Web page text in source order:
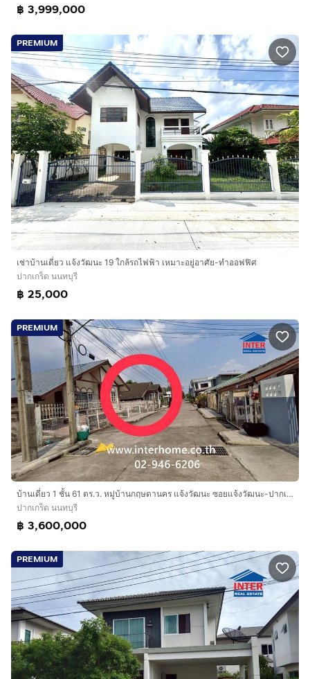
฿ 3,999,000
PREMIUM
เช่าบ้านเดี่ยว แจ้งวัฒนะ 19 ใกล้รถไฟฟ้า เหมาะอยู่อาศัย-ทำออฟฟิศ
ปากเกร็ด นนทบุรี
฿ 25,000
PREMIUM
บ้านเดี่ยว 1 ชั้น 61 ตร.ว. หมู่บ้านกฤษดานคร แจ้งวัฒนะ ซอยแจ้งวัฒนะ-ปากเกร็ด30 ซอยราชพฤกษ์14 ถนนแจ้งวัฒนะ ปากเกร็ด นนทบุรี
ปากเกร็ด นนทบุรี
฿ 3,600,000
PREMIUM